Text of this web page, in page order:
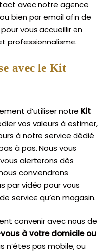
avec notre agence
bien par email afin de
vous accueillir en
professionnalisme.
avec le Kit
d’utiliser notre Kit
vos valeurs à estimer,
à notre service dédié
à pas. Nous vous
alerterons dès
conviendrons
par vidéo pour vous
service qu’en magasin.
convenir avec nous de
à votre domicile ou
n’êtes pas mobile, ou